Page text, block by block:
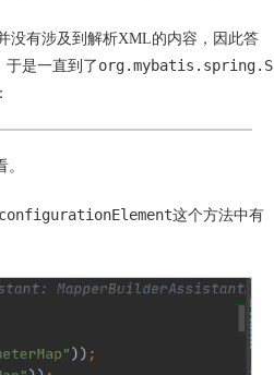
没有涉及到解析XML的内容，因此答
于是一直到了 org.mybatis.spring.S
这个方法中有